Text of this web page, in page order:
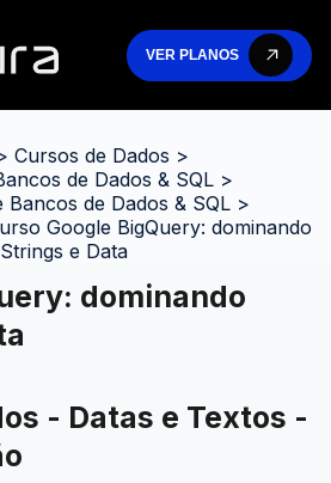
VER PLANOS
Cursos de Dados >
de Dados & SQL>
Bancos de Dados & SQL>
Google BigQuery: dominando
Strings e Data
dominando
- Datas e Textos -